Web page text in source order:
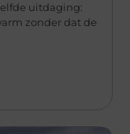
uitdaging:
zonder dat de